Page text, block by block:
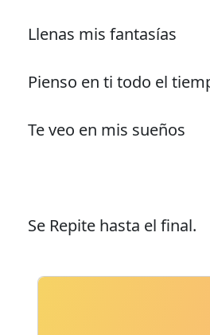
Llenas mis fantasías
Pienso en ti todo el
Te veo en mis sueños
Se Repite hasta el final.